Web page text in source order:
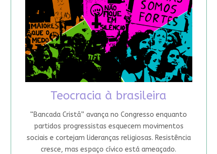
Teocracia à brasileira
“Bancada Cristã” avança no Congresso enquanto
partidos progressistas esquecem movimentos
sociais e cortejam lideranças religiosas. Resistência
cresce, mas espaço cívico está ameaçado.